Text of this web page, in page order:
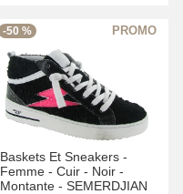
-50 %
Baskets Et Sneakers -
Femme - Cuir - Noir -
Montante - SEMERDJIAN